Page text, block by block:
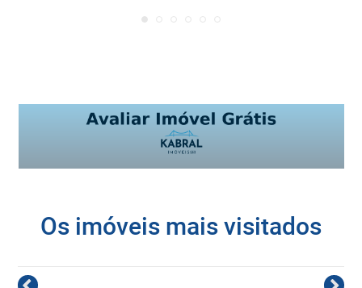
Os imóveis mais visitados